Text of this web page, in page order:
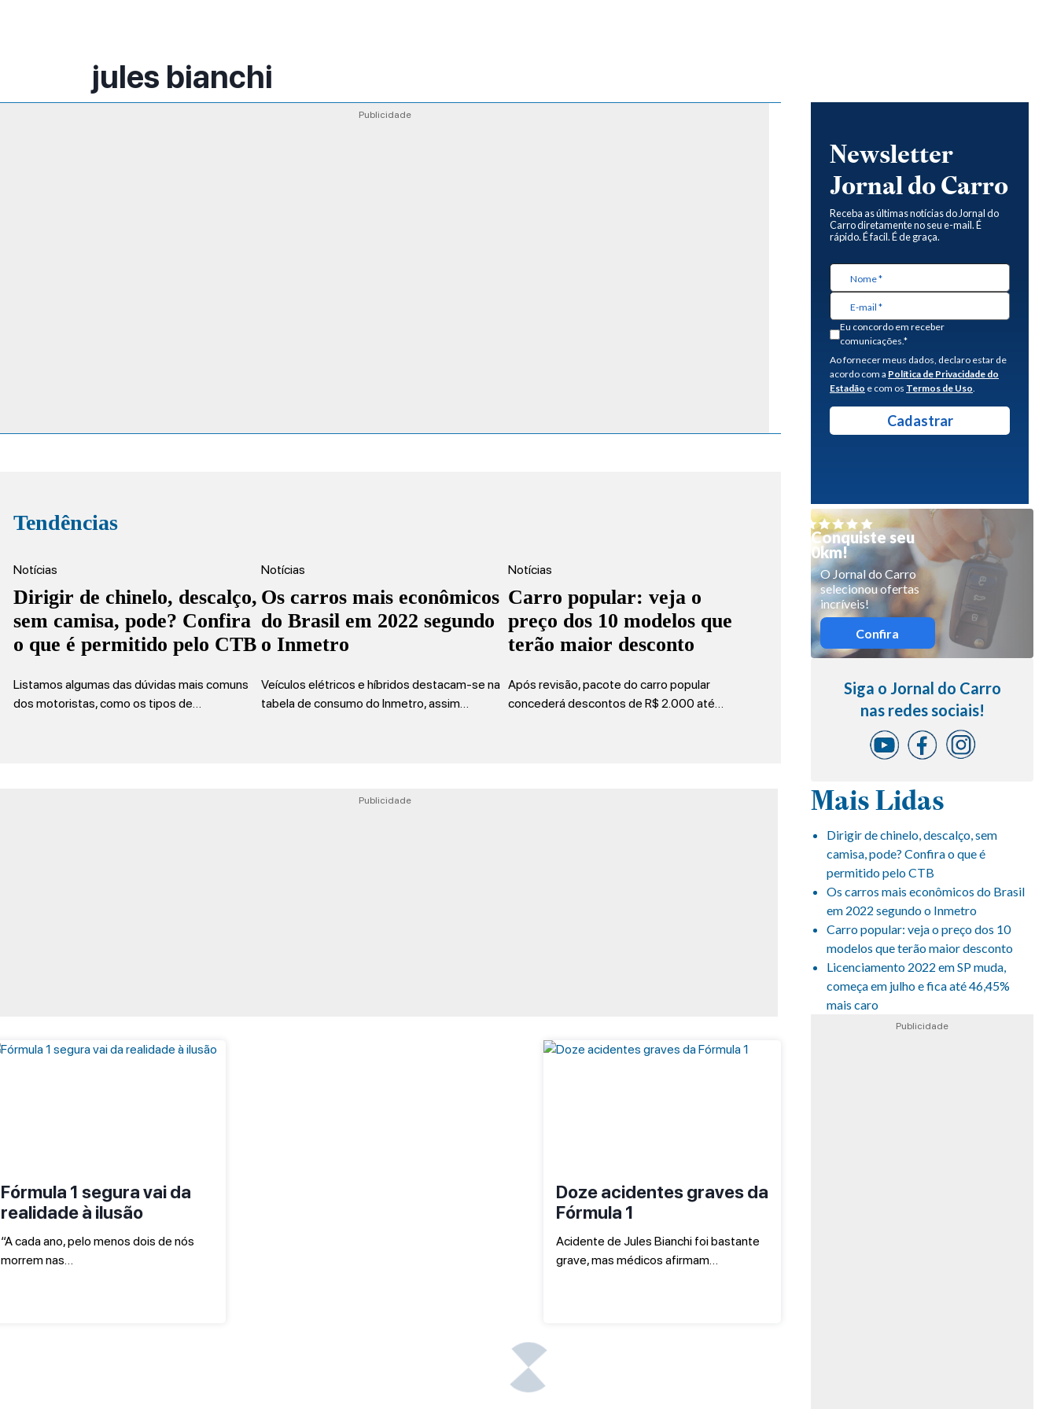
jules bianchi
Publicidade
Tendências
Notícias
Dirigir de chinelo, descalço,
sem camisa, pode? Confira
o que é permitido pelo CTB
Listamos algumas das dúvidas mais comuns
dos motoristas, como os tipos de…
Notícias
Os carros mais econômicos
do Brasil em 2022 segundo
o Inmetro
Veículos elétricos e híbridos destacam-se na
tabela de consumo do Inmetro, assim…
Notícias
Carro popular: veja o
preço dos 10 modelos que
terão maior desconto
Após revisão, pacote do carro popular
concederá descontos de R$ 2.000 até…
Publicidade
Fórmula 1 segura vai da
realidade à ilusão
“A cada ano, pelo menos dois de nós
morrem nas…
Doze acidentes graves da
Fórmula 1
Acidente de Jules Bianchi foi bastante
grave, mas médicos afirmam…
Newsletter
Jornal do Carro
Receba as últimas notícias do Jornal do
Carro diretamente no seu e-mail. É
rápido. É facil. É de graça.
Eu concordo em receber
comunicações.*
Ao fornecer meus dados, declaro estar de
acordo com a Política de Privacidade do
Estadão e com os Termos de Uso.
Conquiste seu
0km!
O Jornal do Carro
selecionou ofertas
incríveis!
Confira
Siga o Jornal do Carro
nas redes sociais!
Mais Lidas
Dirigir de chinelo, descalço, sem
camisa, pode? Confira o que é
permitido pelo CTB
Os carros mais econômicos do Brasil
em 2022 segundo o Inmetro
Carro popular: veja o preço dos 10
modelos que terão maior desconto
Licenciamento 2022 em SP muda,
começa em julho e fica até 46,45%
mais caro
Publicidade